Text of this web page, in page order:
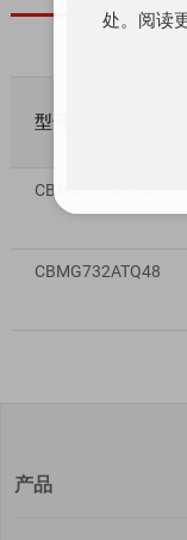
型号
CBMG732AQF48
CBMG732ATQ48
产品
处。阅读